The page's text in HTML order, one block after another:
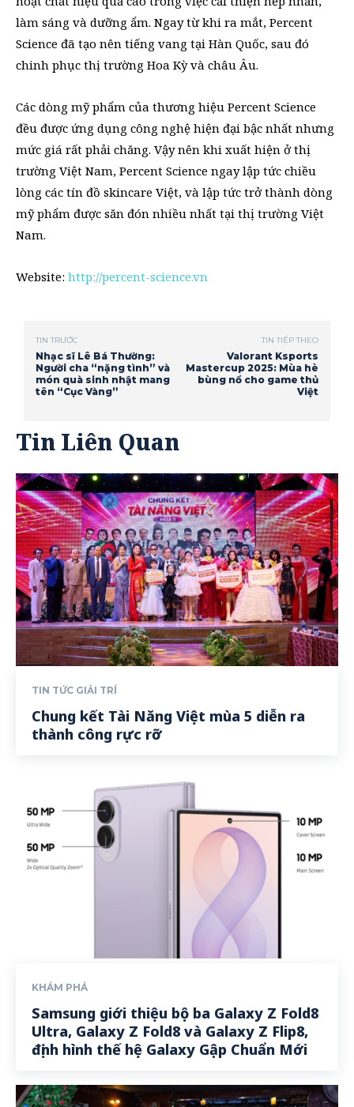
làm sáng và dưỡng ẩm. Ngay từ khi ra mắt, Percent
Science đã tạo nên tiếng vang tại Hàn Quốc, sau đó
chinh phục thị trường Hoa Kỳ và châu Âu.
Các dòng mỹ phẩm của thương hiệu Percent Science
đều được ứng dụng công nghệ hiện đại bậc nhất nhưng
mức giá rất phải chăng. Vậy nên khi xuất hiện ở thị
trường Việt Nam, Percent Science ngay lập tức chiều
lòng các tín đồ skincare Việt, và lập tức trở thành dòng
mỹ phẩm được săn đón nhiều nhất tại thị trường Việt
Nam.
Website: http://percent-science.vn
TIN TRƯỚC
Nhạc sĩ Lê Bá Thường:
Người cha “nặng tình” và
món quà sinh nhật mang
tên “Cục Vàng”
TIN TIẾP THEO
Valorant Ksports
Mastercup 2025: Mùa hè
bùng nổ cho game thủ
Việt
Tin Liên Quan
TIN TỨC GIẢI TRÍ
Chung kết Tài Năng Việt mùa 5 diễn ra
thành công rực rỡ
KHÁM PHÁ
Samsung giới thiệu bộ ba Galaxy Z Fold8
Ultra, Galaxy Z Fold8 và Galaxy Z Flip8,
định hình thế hệ Galaxy Gập Chuẩn Mới